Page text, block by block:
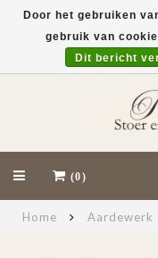
(0)
Home Aardewerk
Door het gebruiken
gebruik van
Dit bericht